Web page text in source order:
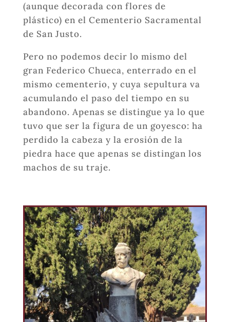
(aunque decorada con flores de
plástico) en el Cementerio Sacramental
de San Justo.
Pero no podemos decir lo mismo del
gran Federico Chueca, enterrado en el
mismo cementerio, y cuya sepultura va
acumulando el paso del tiempo en su
abandono. Apenas se distingue ya lo que
tuvo que ser la figura de un goyesco: ha
perdido la cabeza y la erosión de la
piedra hace que apenas se distingan los
machos de su traje.